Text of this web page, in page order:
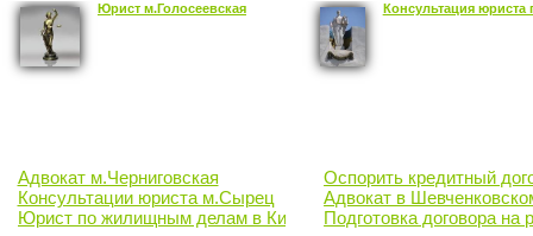
Юрист м.Голосеевская
Адвокат м.Черниговская
Консультации юриста м.Сырец
Юрист по жилищным делам в Киеве
Консультация юриста
Оспорить кредитный
Адвокат в
Подготовка договора